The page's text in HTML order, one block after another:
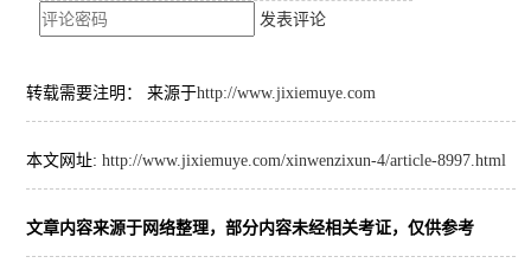
发表评论
转载需要注明： 来源于http://www.jixiemuye.com
本文网址: http://www.jixiemuye.com/xinwenzixun-4/article-8997.html
文章内容来源于网络整理，部分内容未经相关考证，仅供参考